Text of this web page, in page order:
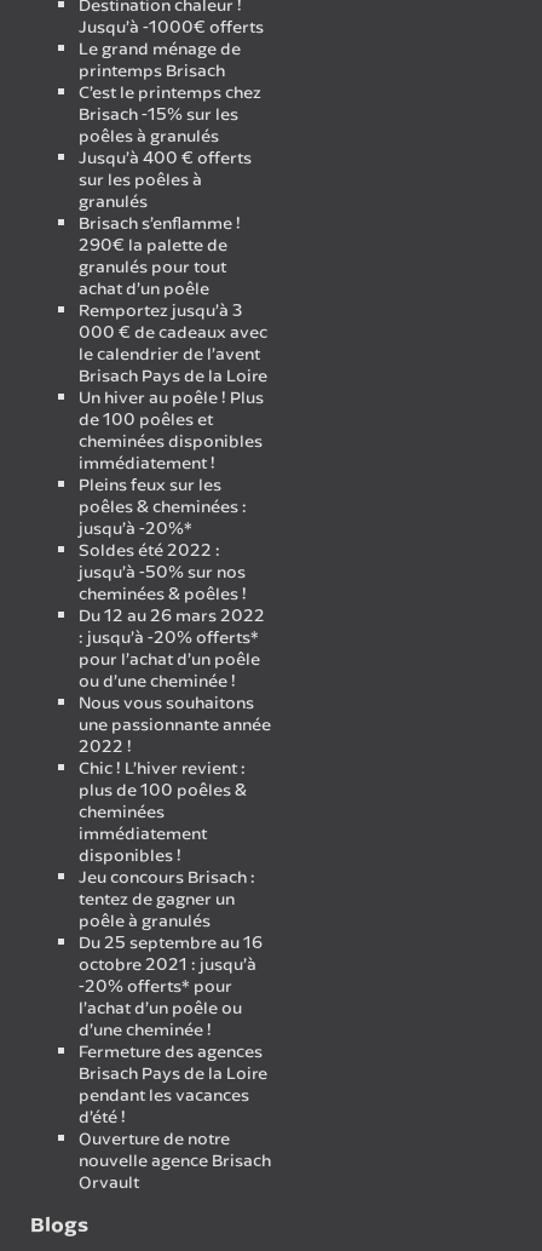
Destination chaleur !
Jusqu’à -1000€ offerts
Le grand ménage de
printemps Brisach
C’est le printemps chez
Brisach -15% sur les
poêles à granulés
Jusqu’à 400 € offerts
sur les poêles à
granulés
Brisach s’enflamme !
290€ la palette de
granulés pour tout
achat d’un poêle
Remportez jusqu’à 3
000 € de cadeaux avec
le calendrier de l’avent
Brisach Pays de la Loire
Un hiver au poêle ! Plus
de 100 poêles et
cheminées disponibles
immédiatement !
Pleins feux sur les
poêles & cheminées :
jusqu’à -20%*
Soldes été 2022 :
jusqu’à -50% sur nos
cheminées & poêles !
Du 12 au 26 mars 2022
: jusqu’à -20% offerts*
pour l’achat d’un poêle
ou d’une cheminée !
Nous vous souhaitons
une passionnante année
2022 !
Chic ! L’hiver revient :
plus de 100 poêles &
cheminées
immédiatement
disponibles !
Jeu concours Brisach :
tentez de gagner un
poêle à granulés
Du 25 septembre au 16
octobre 2021 : jusqu’à
-20% offerts* pour
l’achat d’un poêle ou
d’une cheminée !
Fermeture des agences
Brisach Pays de la Loire
pendant les vacances
d’été !
Ouverture de notre
nouvelle agence Brisach
Orvault
Blogs